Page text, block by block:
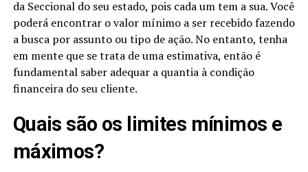
da Seccional do seu estado, pois cada um tem a sua. Você
poderá encontrar o valor mínimo a ser recebido fazendo
a busca por assunto ou tipo de ação. No entanto, tenha
em mente que se trata de uma estimativa, então é
fundamental saber adequar a quantia à condição
financeira do seu cliente.
Quais são os limites mínimos e
máximos?